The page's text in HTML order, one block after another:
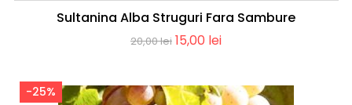
Sultanina Alba Struguri Fara Sambure
20,00lei 15,00 lei
-25%